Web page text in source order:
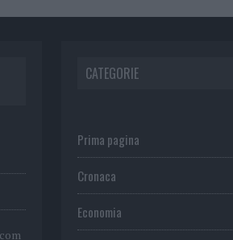
CATEGORIE
Prima pagina
Cronaca
Economia